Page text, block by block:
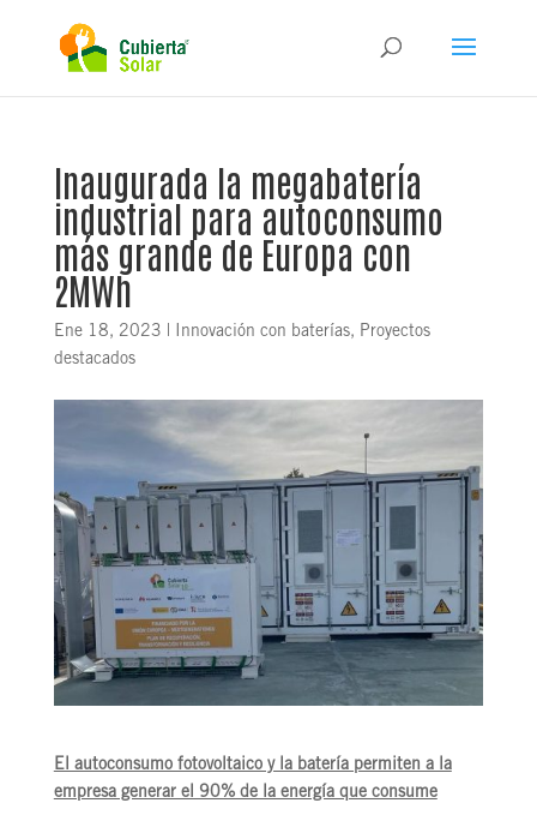
Inaugurada la megabatería
industrial para autoconsumo
más grande de Europa con
2MWh
Ene 18, 2023 | Innovación con baterías, Proyectos
destacados
El autoconsumo fotovoltaico y la batería permiten a la
empresa generar el 90% de la energía que consume